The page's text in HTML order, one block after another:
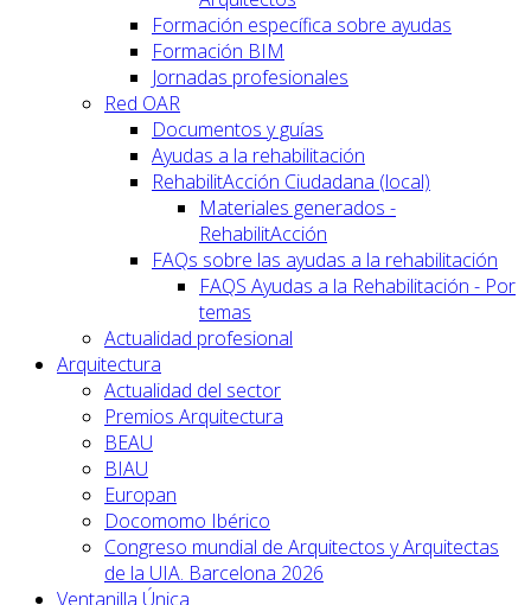
Formación específica sobre ayudas
Formación BIM
Jornadas profesionales
Red OAR
Documentos y guías
Ayudas a la rehabilitación
RehabilitAcción Ciudadana (local)
Materiales generados -
RehabilitAcción
FAQs sobre las ayudas a la rehabilitación
FAQS Ayudas a la Rehabilitación - Por
temas
Actualidad profesional
Arquitectura
Actualidad del sector
Premios Arquitectura
BEAU
BIAU
Europan
Docomomo Ibérico
Congreso mundial de Arquitectos y Arquitectas
de la UIA. Barcelona 2026
Ventanilla Única